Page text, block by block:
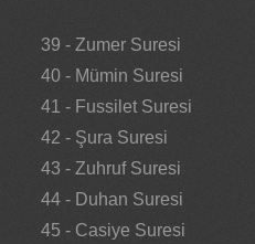
39 - Zumer Suresi
40 - Mümin Suresi
41 - Fussilet Suresi
42 - Şura Suresi
43 - Zuhruf Suresi
44 - Duhan Suresi
45 - Casiye Suresi